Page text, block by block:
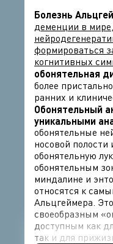
Болезнь
деменции в
формироваться
когнитивных
обонятельная
более
ранних и
Обонятельный
уникальными
обонятельные
носовой
обонятельную
обонятельным
миндалине и
относятся к
Альцгеймера.
своеобразным
доступным как
так и для